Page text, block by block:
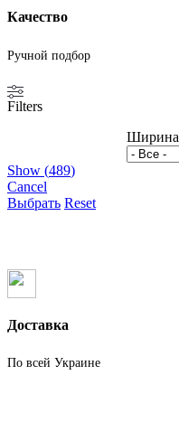
Качество
Ручной подбор
Filters
Ширина
Show (489)
Cancel
Выбрать Reset
Доставка
По всей Украине